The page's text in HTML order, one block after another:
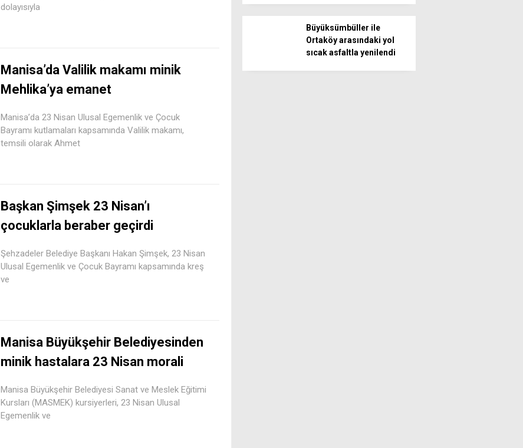
dolayısıyla
Manisa’da Valilik makamı minik
Mehlika’ya emanet
Manisa’da 23 Nisan Ulusal Egemenlik ve Çocuk
Bayramı kutlamaları kapsamında Valilik makamı,
temsili olarak Ahmet
Başkan Şimşek 23 Nisan’ı
çocuklarla beraber geçirdi
Şehzadeler Belediye Başkanı Hakan Şimşek, 23 Nisan
Ulusal Egemenlik ve Çocuk Bayramı kapsamında kreş
ve
Manisa Büyükşehir Belediyesinden
minik hastalara 23 Nisan morali
Manisa Büyükşehir Belediyesi Sanat ve Meslek Eğitimi
Kursları (MASMEK) kursiyerleri, 23 Nisan Ulusal
Egemenlik ve
Büyüksümbüller ile
Ortaköy arasındaki yol
sıcak asfaltla yenilendi